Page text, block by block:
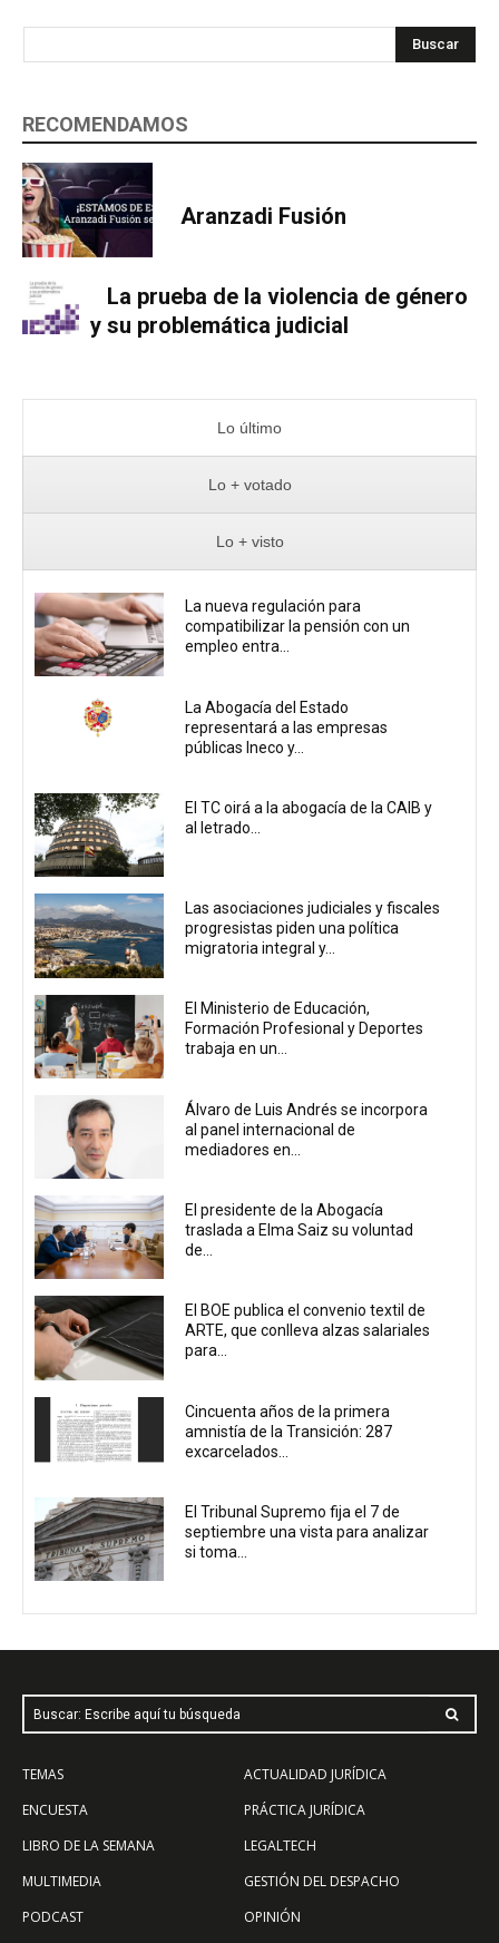
Buscar
RECOMENDAMOS
Aranzadi Fusión
La prueba de la violencia de género
y su problemática judicial
Lo último
Lo + votado
Lo + visto
La nueva regulación para
compatibilizar la pensión con un
empleo entra...
La Abogacía del Estado
representará a las empresas
públicas Ineco y...
El TC oirá a la abogacía de la CAIB y
al letrado...
Las asociaciones judiciales y fiscales
progresistas piden una política
migratoria integral y...
El Ministerio de Educación,
Formación Profesional y Deportes
trabaja en un...
Álvaro de Luis Andrés se incorpora
al panel internacional de
mediadores en...
El presidente de la Abogacía
traslada a Elma Saiz su voluntad
de...
El BOE publica el convenio textil de
ARTE, que conlleva alzas salariales
para...
Cincuenta años de la primera
amnistía de la Transición: 287
excarcelados...
El Tribunal Supremo fija el 7 de
septiembre una vista para analizar
si toma...
Buscar: Escribe aquí tu búsqueda
TEMAS
ENCUESTA
LIBRO DE LA SEMANA
MULTIMEDIA
PODCAST
ACTUALIDAD JURÍDICA
PRÁCTICA JURÍDICA
LEGALTECH
GESTIÓN DEL DESPACHO
OPINIÓN